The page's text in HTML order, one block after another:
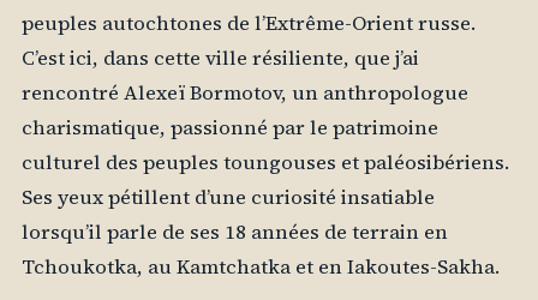
peuples autochtones de l’Extrême-Orient russe.
C’est ici, dans cette ville résiliente, que j’ai
rencontré Alexeï Bormotov, un anthropologue
charismatique, passionné par le patrimoine
culturel des peuples toungouses et paléosibériens.
Ses yeux pétillent d’une curiosité insatiable
lorsqu’il parle de ses 18 années de terrain en
Tchoukotka, au Kamtchatka et en Iakoutes-Sakha.